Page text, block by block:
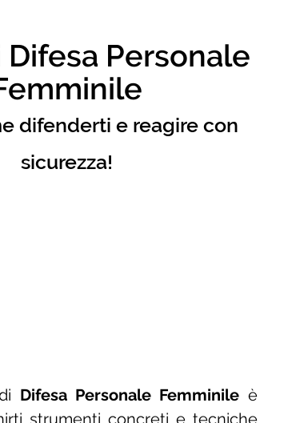
Difesa Personale
difenderti e reagire con
sicurezza!
Difesa Personale Femminile è
strumenti concreti e tecniche